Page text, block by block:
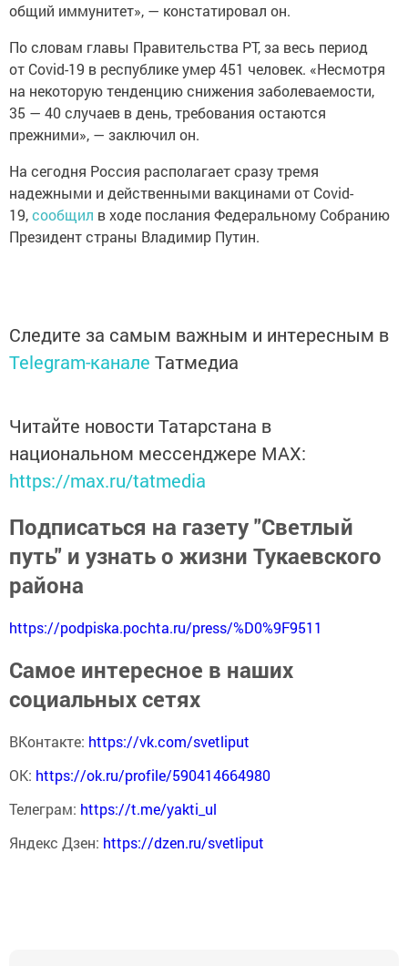
общий иммунитет», — констатировал он.
По словам главы Правительства РТ, за весь период
от Covid-19 в республике умер 451 человек. «Несмотря
на некоторую тенденцию снижения заболеваемости,
35 — 40 случаев в день, требования остаются
прежними», — заключил он.
На сегодня Россия располагает сразу тремя
надежными и действенными вакцинами от Covid-
19,сообщил в ходе послания Федеральному Собранию
Президент страны Владимир Путин.
Следите за самым важным и интересным в
Telegram-канале Татмедиа
Читайте новости Татарстана в
национальном мессенджере MАХ:
https://max.ru/tatmedia
Подписаться на газету "Светлый
путь" и узнать о жизни Тукаевского
района
https://podpiska.pochta.ru/press/%D0%9F9511
Самое интересное в наших
социальных сетях
ВКонтакте: https://vk.com/svetliput
ОК: https://ok.ru/profile/590414664980
Телеграм: https://t.me/yakti_ul
Яндекс Дзен: https://dzen.ru/svetliput